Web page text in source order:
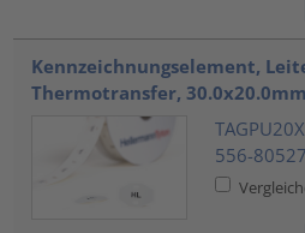
Kennzeichnungselement,
Thermotransfer,
556-80527